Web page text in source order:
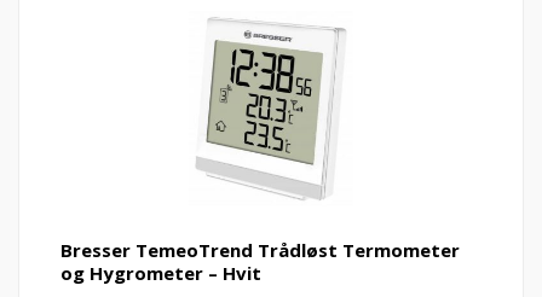
Bresser TemeoTrend Trådløst Termometer
og Hygrometer – Hvit